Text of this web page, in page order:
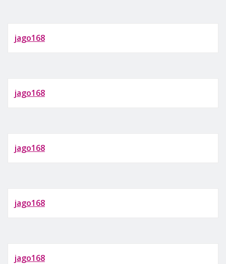
jago168
jago168
jago168
jago168
jago168